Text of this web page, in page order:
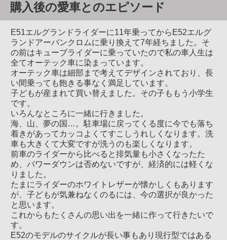
購入後の愛車とのエピソード
E51エルグランドライダーに11年乗ってからE52エルグ
ランドアーバンクロムに乗り換えて7年経ちました。そ
の前はキューブライダーに乗っていたので私の車人生は
全てオーテック車に染まっています。
オーテック車は細部まで考えてデザインされており、長
い間乗っても飽きる事なく満足しています。
子どもが産まれて買い替えました。その子ももう小学生
です。
いろんなところに一緒に行きました。
海、山、夢の国…。駐車場に戻ってくる度に今でも落ち
着きがあってカッコよくてすこしうれしくなります。洗
車も大きくて大変ですが洗うのも楽しくなります。
前車のライダーから比べると排気量も小さくなったた
め、パワーダウンは否めないですが、経済的には軽くな
りました。
たまにライダーのホワイトレザーが懐かしくもあります
が、子どもが気兼ねなくのるには、今の選択が良かった
と思います。
これからもたくさんの思い出を一緒に作って行きたいで
す。
E52のモデルのサイクルが長い事もあり現行型ではある